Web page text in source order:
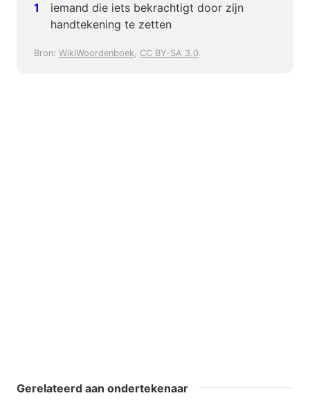
iemand die iets bekrachtigt door zijn
handtekening te zetten
Bron: WikiWoordenboek, CC BY-SA 3.0.
Gerelateerd aan ondertekenaar